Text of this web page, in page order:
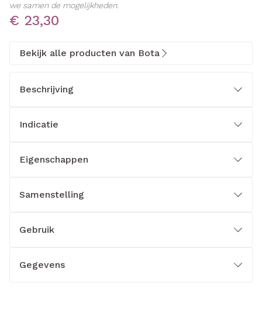
€ 23,30
we samen de mogelijkheden.
Bekijk alle producten van Bota
Beschrijving
Indicatie
Eigenschappen
Samenstelling
Gebruik
Gegevens